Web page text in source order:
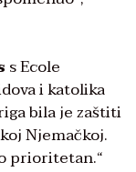
s Ecole
i katolika
bila je zaštiti
Njemačkoj.
prioritetan.“